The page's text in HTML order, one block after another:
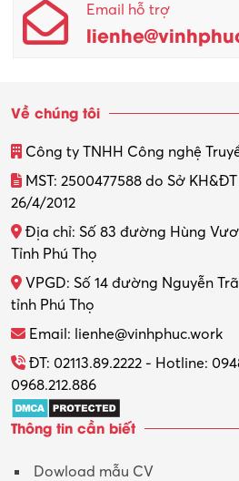
Email hỗ trợ
Về chúng tôi
Công ty TNHH Công nghệ
MST: 2500477588 do Sở
26/4/2012
Địa chỉ: Số 83 đường Hùng
Tỉnh Phú Thọ
VPGD: Số 14 đường Nguyễn
tỉnh Phú Thọ
Email: lienhe@vinhphuc.work
ĐT: 02113.89.2222 - Hotline:
0968.212.886
Thông tin cần biết
Dowload mẫu CV